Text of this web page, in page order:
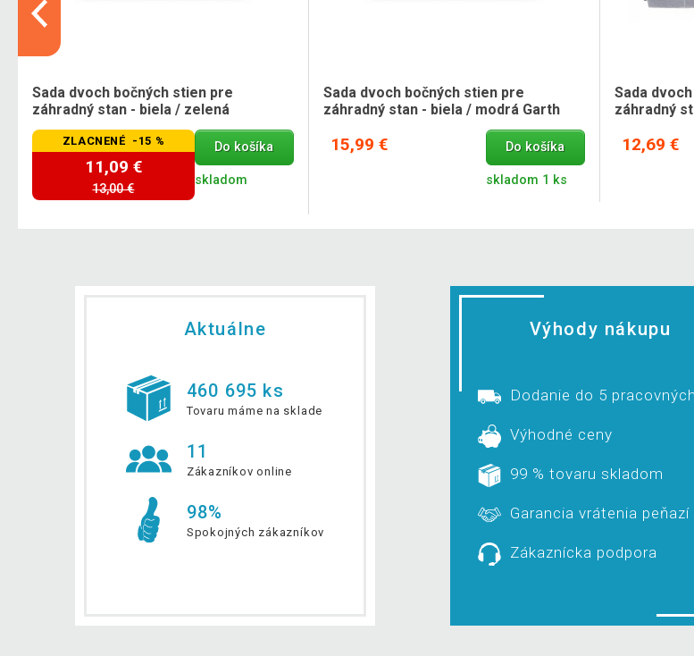
Sada dvoch bočných stien pre
záhradný stan - biela / zelená
ZLACNENÉ -15 %
11,09 €
13,00 €
Do košíka
skladom
Sada dvoch bočných stien pre
záhradný stan - biela / modrá Garth
15,99 € Do košíka
skladom 1 ks
Sada
záhradný
12,69 €
Aktuálne
460 695 ks
Tovaru máme na sklade
11
Zákazníkov online
98%
Spokojných zákazníkov
Výhody nákupu
Dodanie do 5
Výhodné ceny
99 % tovaru skladom
Garancia vrátenia peňazí
Zákaznícka podpora